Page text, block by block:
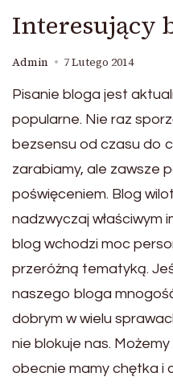
Interesujący
Admin 7 Lutego 2014
Pisanie bloga jest
popularne. Nie raz
bezsensu od czasu do
zarabiamy, ale zawsze
poświęceniem. Blog
nadzwyczaj właściwym
blog wchodzi moc
przeróżną tematyką.
naszego bloga
dobrym w wielu
nie blokuje nas.
obecnie mamy chętka i